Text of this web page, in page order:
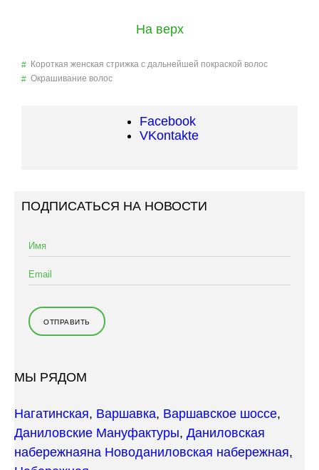
На верх
Короткая женская стрижка с дальнейшей покраской волос
Окрашивание волос
Facebook
VKontakte
ПОДПИСАТЬСЯ НА НОВОСТИ
МЫ РЯДОМ
Нагатинская, Варшавка, Варшавское шоссе,
Даниловские Мануфактуры, Даниловская
набережнаяна Новоданиловская набережная,